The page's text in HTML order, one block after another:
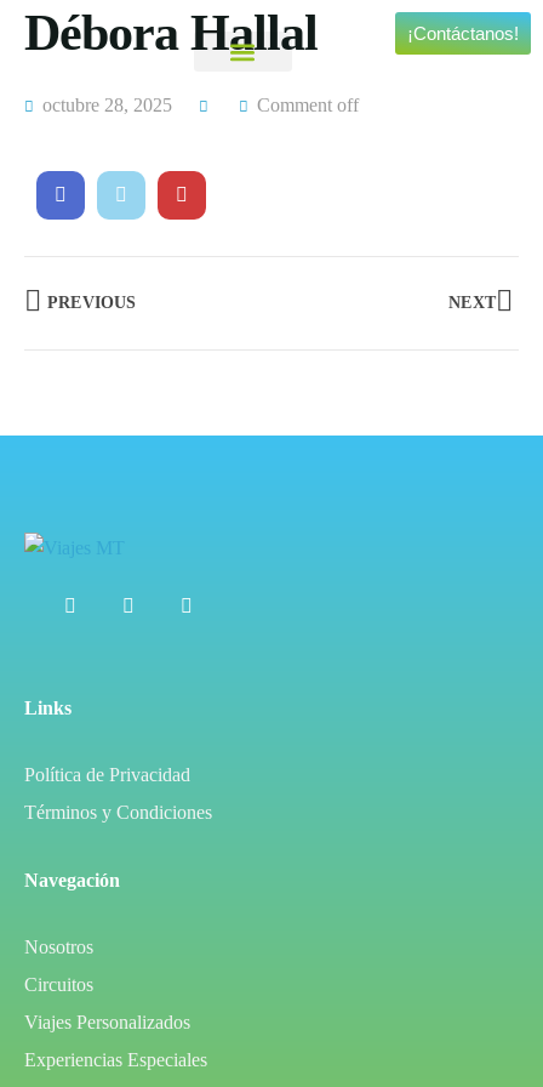
¡Contáctanos!
Débora Hallal
octubre 28, 2025 Comment off
PREVIOUS NEXT
Links
Política de Privacidad
Términos y Condiciones
Navegación
Nosotros
Circuitos
Viajes Personalizados
Experiencias Especiales